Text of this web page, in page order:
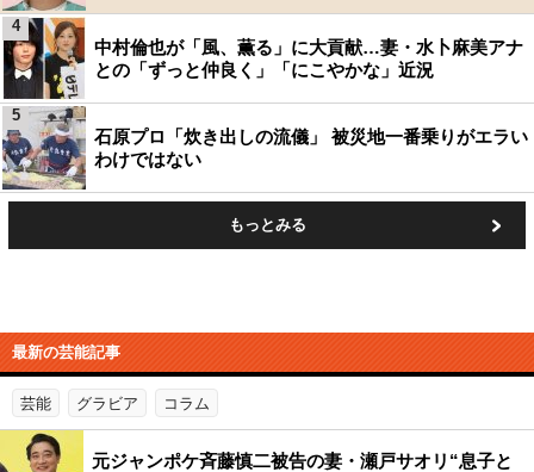
中村倫也が「風、薫る」に大貢献…妻・水卜麻美アナ
との「ずっと仲良く」「にこやかな」近況
4
石原プロ「炊き出しの流儀」 被災地一番乗りがエラい
わけではない
5
もっとみる
最新の芸能記事
芸能 グラビア コラム
元ジャンポケ斉藤慎二被告の妻・瀬戸サオリ“息子と